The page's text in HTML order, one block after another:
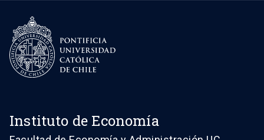
Instituto de Economía